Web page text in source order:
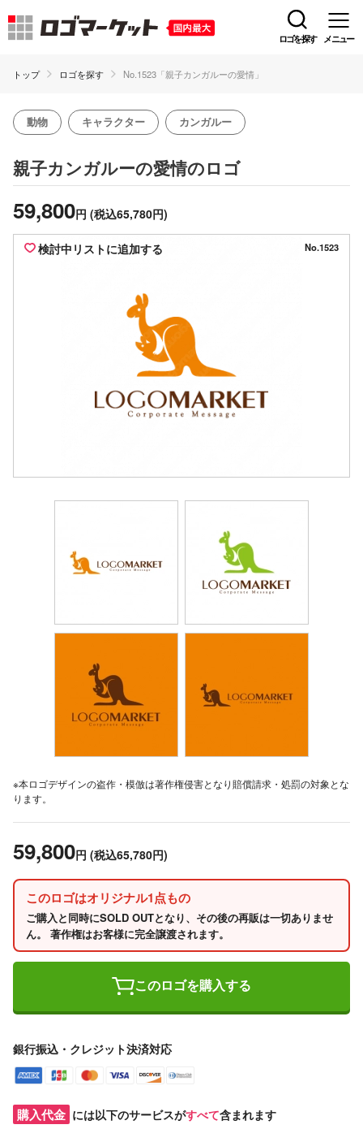
ロゴを探す メニュー
トップ ロゴを探す No.1523「親子カンガルーの愛情」
動物 キャラクター カンガルー
親子カンガルーの愛情のロゴ
59,800円 (税込65,780円)
検討中リストに追加する No.1523
※本ロゴデザインの盗作・模倣は著作権侵害となり賠償請求・処罰の対象とな
ります。
59,800円 (税込65,780円)
このロゴはオリジナル1点もの
ご購入と同時にSOLD OUTとなり、その後の再販は一切ありませ
ん。 著作権はお客様に完全譲渡されます。
このロゴを購入する
銀行振込・クレジット決済対応
購入代金 には以下のサービスがすべて含まれます